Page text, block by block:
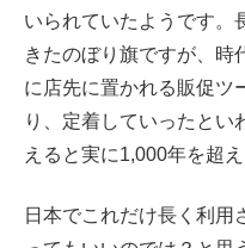
いられていたようです。
きたのぼり旗ですが、時
に店先に置かれる販促ツ
り、定着していったとい
えると実に1,000年を超
日本でこれだけ長く利用